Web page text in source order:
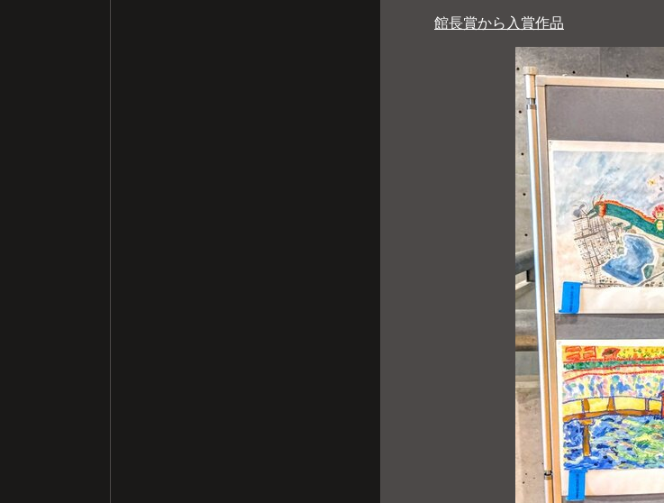
館長賞から入賞作品